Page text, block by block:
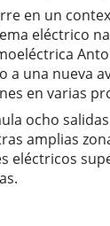
en un
eléctrico
a una nueva
en varias
ocho
amplias
eléctricos